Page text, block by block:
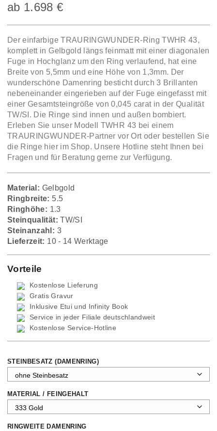
ab 1.698€
Der einfarbige TRAURINGWUNDER-Ring TWHR 43,
komplett in Gelbgold längs feinmatt mit einer diagonalen
Fuge in Hochglanz um den Ring verlaufend, hat eine
Breite von 5,5mm und eine Höhe von 1,3mm. Der
wunderschöne Damenring besticht durch 3 Brillanten
nebeneinander eingerieben auf der Fuge eingefasst mit
einer Gesamtsteingröße von 0,045 carat in der Qualität
TW/SI. Die Ringe sind innen und außen bombiert.
Erleben Sie unser Modell TWHR 43 bei einem
TRAURINGWUNDER-Partner vor Ort oder bestellen Sie
die Ringe hier im Shop. Unsere Hotline steht Ihnen bei
Fragen und für Beratung gerne zur Verfügung.
Material: Gelbgold
Ringbreite: 5.5
Ringhöhe: 1.3
Steinqualität: TW/SI
Steinanzahl: 3
Lieferzeit: 10 - 14 Werktage
Vorteile
Kostenlose Lieferung
Gratis Gravur
Inklusive Etui und Infinity Book
Service in jeder Filiale deutschlandweit
Kostenlose Service-Hotline
STEINBESATZ (DAMENRING)
MATERIAL / FEINGEHALT
RINGWEITE DAMENRING